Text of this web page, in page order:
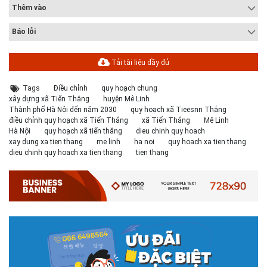
Thêm vào
Báo lỗi
Tải tài liệu đầy đủ
Tags Điều chỉnh
quy hoạch chung
xây dựng xã Tiến Thắng
huyện Mê Linh
Thành phố Hà Nội đến năm 2030
quy hoạch xã Tieesnn Thắng
điều chỉnh quy hoạch xã Tiến Thắng
xã Tiến Thắng
Mê Linh
Hà Nội
quy hoạch xã tiến thắng
dieu chinh quy hoach
xay dung xa tien thang
me linh ha noi
quy hoach xa tien thang
dieu chinh quy hoach xa tien thang
tien thang
# 05.04.2025 | 17:16
Tuyển sinh 2025, Khoa kỹ thuật hạ tầng và môi trường đô thị